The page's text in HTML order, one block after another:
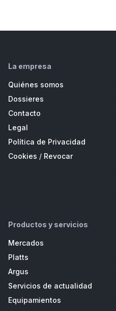
La empresa
Quiénes somos
Dossieres
Contacto
Legal
Política de Privacidad
Cookies / Revocar
Productos y servicios
Mercados
Platts
Argus
Servicios de actualidad
Equipamientos